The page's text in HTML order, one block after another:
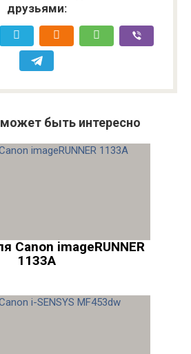
друзьями:
быть интересно
Canon imageRUNNER
1133A